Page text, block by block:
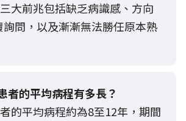
大前兆包括缺乏病識感、方向
問，以及漸漸無法勝任原本熟
者的平均病程有多長？
的平均病程約為8至12年，期間